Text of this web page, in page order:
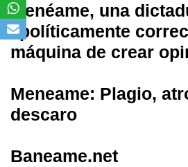
Menéame, una
“políticamente
máquina de crear
Meneame: Plagio,
descaro
Baneame.net